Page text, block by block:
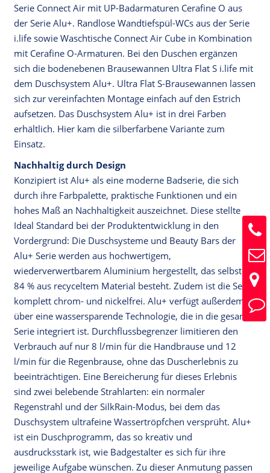
Serie Connect Air mit UP-Badarmaturen Cerafine O aus
der Serie Alu+. Randlose Wandtiefspül-WCs aus der Serie
i.life sowie Waschtische Connect Air Cube in Kombination
mit Cerafine O-Armaturen. Bei den Duschen ergänzen
sich die bodenebenen Brausewannen Ultra Flat S i.life mit
dem Duschsystem Alu+. Ultra Flat S-Brausewannen lassen
sich zur vereinfachten Montage einfach auf den Estrich
aufsetzen. Das Duschsystem Alu+ ist in drei Farben
erhältlich. Hier kam die silberfarbene Variante zum
Einsatz.
Nachhaltig durch Design
Konzipiert ist Alu+ als eine moderne Badserie, die sich
durch ihre Farbpalette, praktische Funktionen und ein
hohes Maß an Nachhaltigkeit auszeichnet. Diese stellte
Ideal Standard bei der Produktentwicklung in den
Vordergrund: Die Duschsysteme und Beauty Bars der
Alu+ Serie werden aus hochwertigem,
wiederverwertbarem Aluminium hergestellt, das selbst zu
84 % aus recyceltem Material besteht. Zudem ist die Serie
komplett chrom- und nickelfrei. Alu+ verfügt außerdem
über eine wassersparende Technologie, die in die gesamte
Serie integriert ist. Durchflussbegrenzer limitieren den
Verbrauch auf nur 8 l/min für die Handbrause und 12
l/min für die Regenbrause, ohne das Duscherlebnis zu
beeinträchtigen. Eine Bereicherung für dieses Erlebnis
sind zwei belebende Strahlarten: ein normaler
Regenstrahl und der SilkRain-Modus, bei dem das
Duschsystem ultrafeine Wassertröpfchen versprüht. Alu+
ist ein Duschprogramm, das so kreativ und
ausdrucksstark ist, wie Badgestalter es sich für ihre
jeweilige Aufgabe wünschen. Zu dieser Anmutung passen